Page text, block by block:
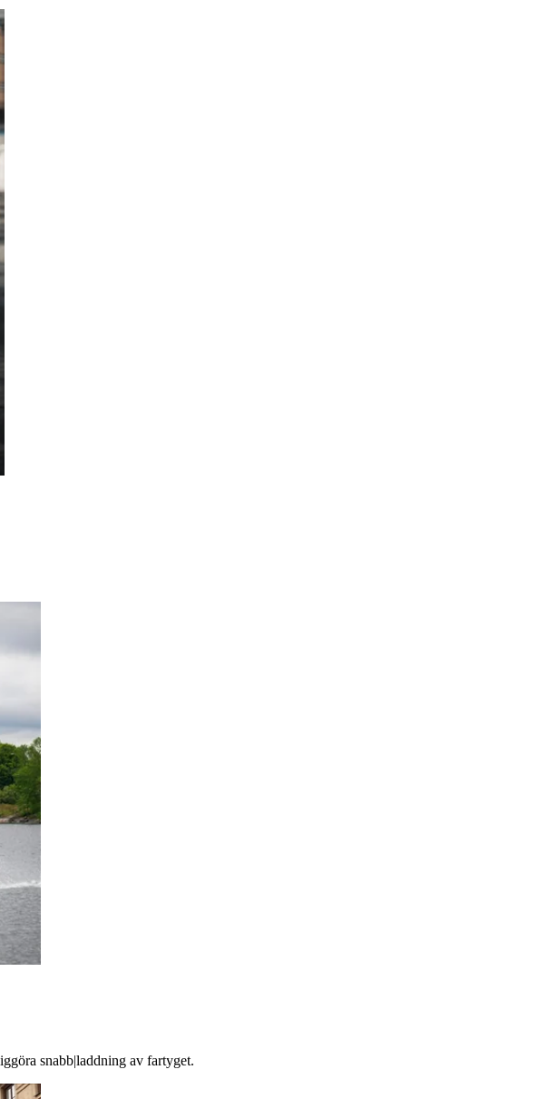
snabb|laddning av fartyget.